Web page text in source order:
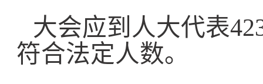
大会应到人大代表
符合法定人数。